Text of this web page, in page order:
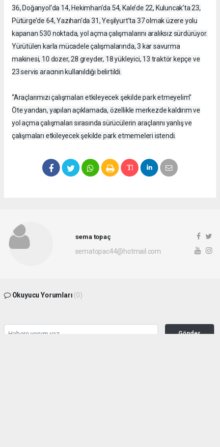
36, Doğanyol’da 14, Hekimhan’da 54, Kale’de 22, Kuluncak’ta 23,
Pütürge’de 64, Yazıhan’da 31, Yeşilyurt’ta 37 olmak üzere yolu
kapanan 530 noktada, yol açma çalışmalarını aralıksız sürdürüyor.
Yürütülen karla mücadele çalışmalarında, 3 kar savurma
makinesi, 10 dozer, 28 greyder, 18 yükleyici, 13 traktör kepçe ve
23 servis aracının kullanıldığı belirtildi.
“Araçlarımızı çalışmaları etkileyecek şekilde park etmeyelim”
Öte yandan, yapılan açıklamada, özellikle merkezde kaldırım ve
yol açma çalışmaları sırasında sürücülerin araçlarını yanlış ve
çalışmaları etkileyecek şekilde park etmemeleri istendi.
sema topaç
sematopac44@hotmail.com
Okuyucu Yorumları (0)
Gönder